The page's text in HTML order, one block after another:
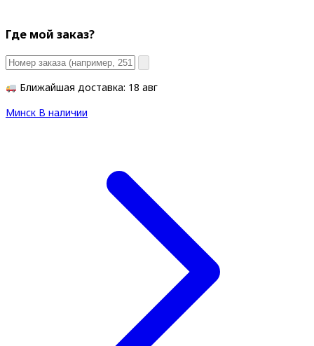
Где мой заказ?
Ближайшая доставка: 18 авг
Минск В наличии